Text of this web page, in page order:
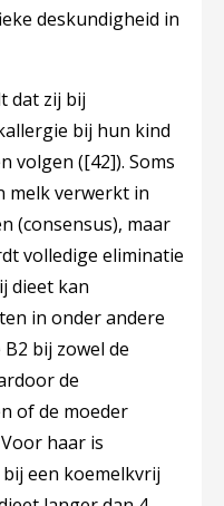
deskundigheid in
dat zij bij
bij hun kind
volgen ([42]). Soms
melk verwerkt in
(consensus), maar
volledige eliminatie
dieet kan
in onder andere
bij zowel de
de
of de moeder
haar is
een koemelkvrij